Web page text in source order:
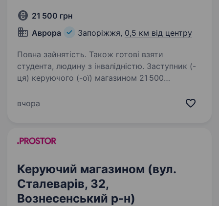
21 500 грн
Аврора
Запоріжжя, 0,5 км від центру
Повна зайнятість. Також готові взяти
студента, людину з інвалідністю. Заступник (-
ця) керуючого (-ої) магазином 21 500
керуючого (-ої) магазином Нам буде класно
завершуєш…
вчора
Керуючий магазином (вул.
Сталеварів, 32,
Вознесенський р-н)